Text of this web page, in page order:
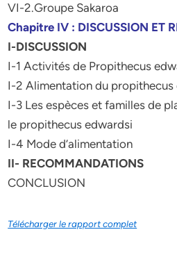
VI-2.Groupe Sakaroa
Chapitre IV : DISCUSSION ET
I-DISCUSSION
I-1 Activités de Propithecus
I-2 Alimentation du propithecus
I-3 Les espèces et familles de
le propithecus edwardsi
I-4 Mode d’alimentation
II- RECOMMANDATIONS
CONCLUSION
Télécharger le rapport complet